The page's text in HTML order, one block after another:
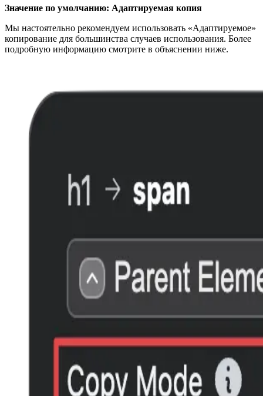
Значение по умолчанию: Адаптируемая копия
Мы настоятельно рекомендуем использовать «Адаптируемое»
копирование для большинства случаев использования. Более
подробную информацию смотрите в объяснении ниже.